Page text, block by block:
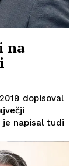
na
dopisoval
napisal tudi